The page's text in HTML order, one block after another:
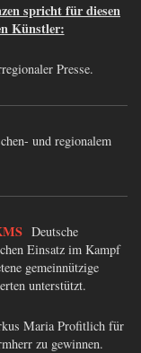
spricht für diesen
Künstler:
Presse.
und regionalem
Deutsche
Einsatz im Kampf
gemeinnützige
unterstützt.
Maria Profitlich für
zu gewinnen.